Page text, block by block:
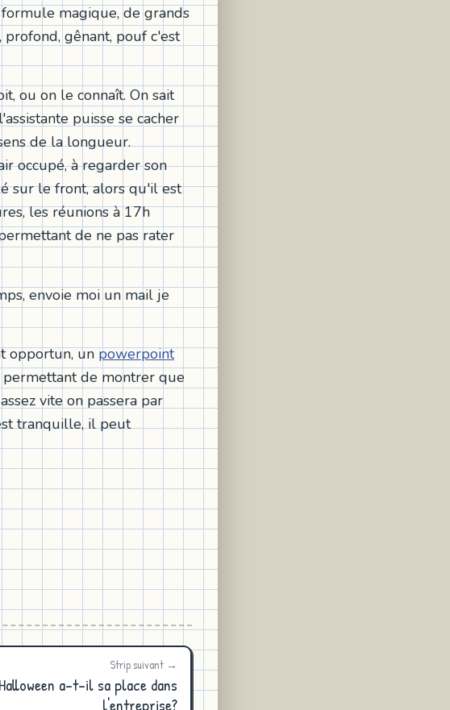
magique, de grands
gênant, pouf c'est
ou on le connaît. On sait
puisse se cacher
de la longueur.
occupé, à regarder son
sur le front, alors qu'il est
les réunions à 17h
de ne pas rater
envoie moi un mail je
opportun, unpowerpoint
permettant de montrer que
vite on passera par
tranquille, il peut
Strip suivant →
Halloween a-t-il sa place dans
l'entreprise?